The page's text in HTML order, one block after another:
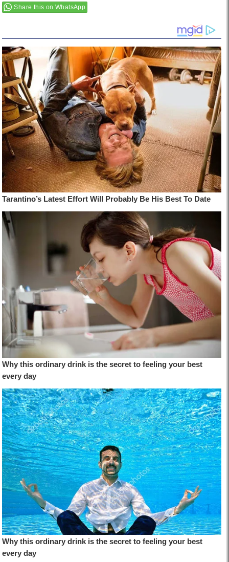
Share this on WhatsApp